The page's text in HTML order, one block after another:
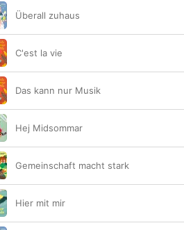
Überall zuhaus
C'est la vie
Das kann nur Musik
Hej Midsommar
Gemeinschaft macht stark
Hier mit mir